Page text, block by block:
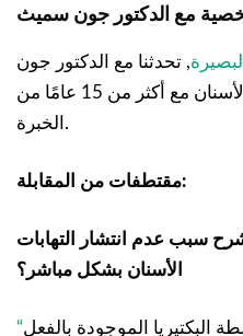
, تحدثنا مع الدكتور جون
سميث ، أخصائي طب الأسنان مع أكثر من 15 عامًا من
الخبرة.
مقتطفات من المقابلة:
سبب عدم انتشار التهابات
الأسنان بشكل مباشر؟
البكتيريا الموجودة بالفعل